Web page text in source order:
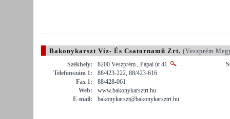
Bakonykarszt Víz- És Csatornamű Zrt. (Veszprém
Székhely:
8200 Veszprém , Pápai út 41.
Telefonszám 1:
88/423-222, 88/423-616
Fax 1:
88/428-061
Web:
www.bakonykarsztrt.hu
E-mail:
bakonykarszt@bakonykarsztrt.hu